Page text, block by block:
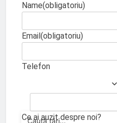
Name(obligatoriu)
Email(obligatoriu)
Telefon
Ce ai auzit despre noi?